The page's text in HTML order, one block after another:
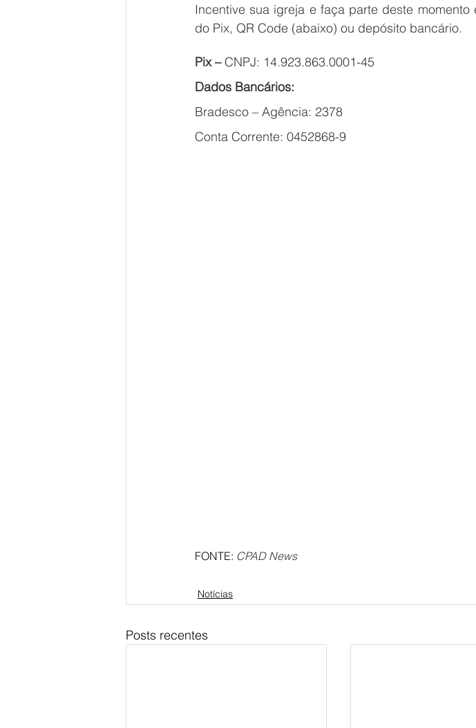
Incentive sua igreja e faça parte deste
do Pix, QR Code (abaixo) ou depósito bancário.
Pix – CNPJ: 14.923.863.0001-45
Dados Bancários:
Bradesco – Agência: 2378
Conta Corrente: 0452868-9
FONTE: CPAD News
Notícias
Posts recentes